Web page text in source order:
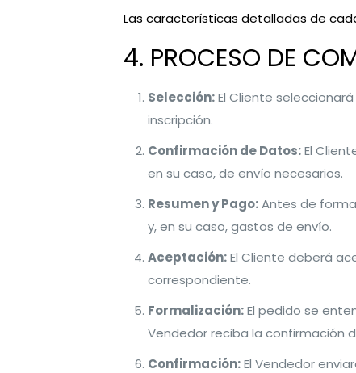
Las características detalladas de
4. PROCESO DE
Selección:El Cliente
inscripción.
Confirmación de Datos:El
en su caso, de envío necesarios.
Resumen y Pago:Antes de
y, en su caso, gastos de envío.
Aceptación:El Cliente deberá
correspondiente.
Formalización:El pedido se
Vendedor reciba la confirmación
Confirmación:El Vendedor